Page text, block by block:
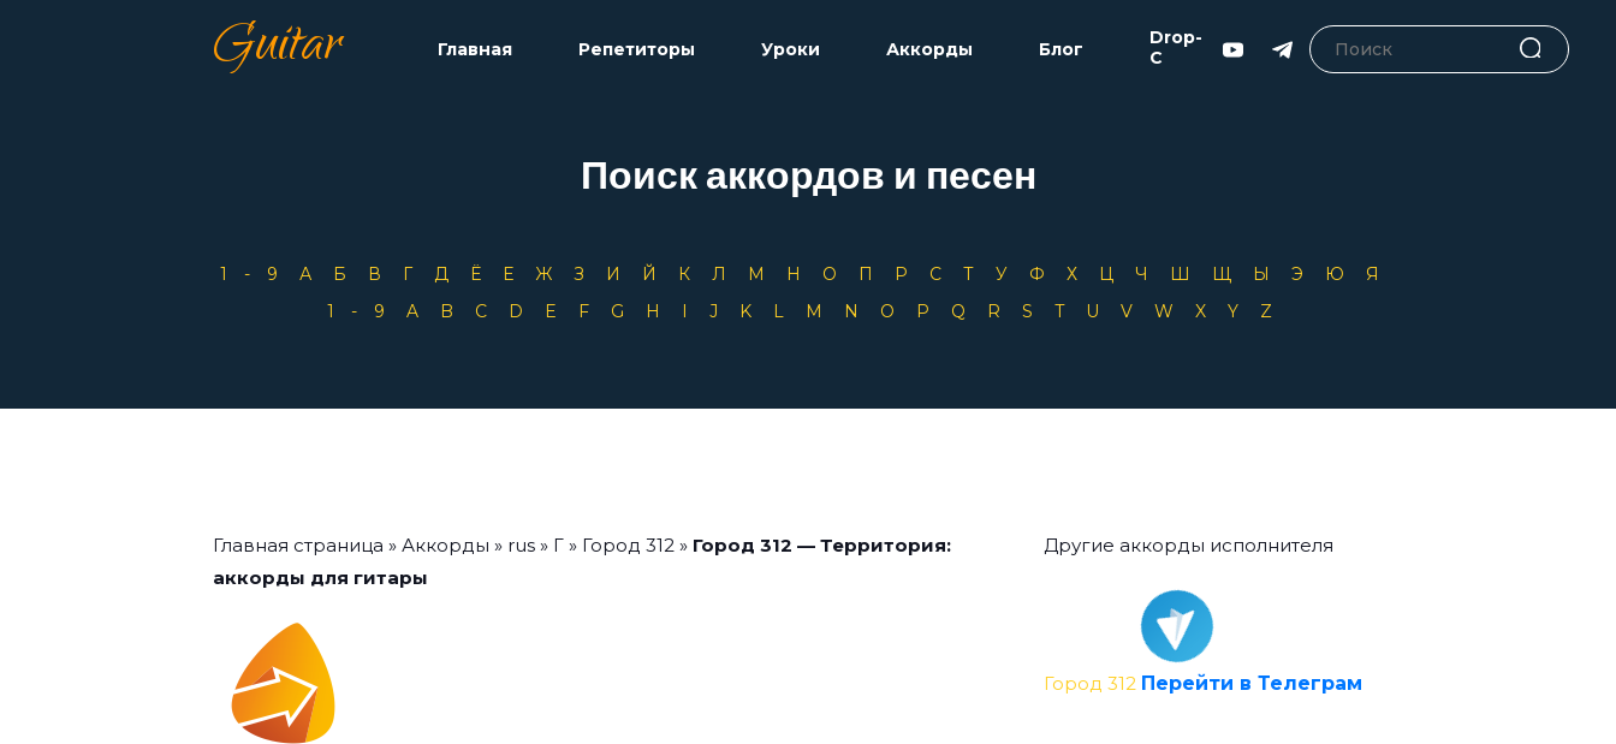
Guitar Главная Репетиторы Уроки Аккорды Блог
Drop-
C
Поиск аккордов и песен
1-9 А Б В Г Д Ё Е Ж З И Й К Л М Н О П Р С Т У Ф Х Ц Ч Ш Щ Ы Э Ю
Я
1-9
A B C D E F G H I J K L M N O P Q R S T U V W X Y Z
Главная страница » Аккорды » rus » Г » Город 312 » Город 312 — Территория:
аккорды для гитары
Другие аккорды исполнителя
Город 312 Перейти в Телеграм